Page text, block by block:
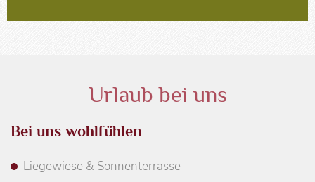
Urlaub bei uns
Bei uns wohlfühlen
Liegewiese & Sonnenterrasse